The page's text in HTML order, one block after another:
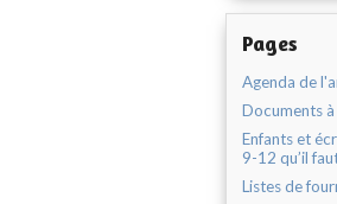
Pages
Agenda de
Documents
Enfants et
9-12 qu’il
Listes de